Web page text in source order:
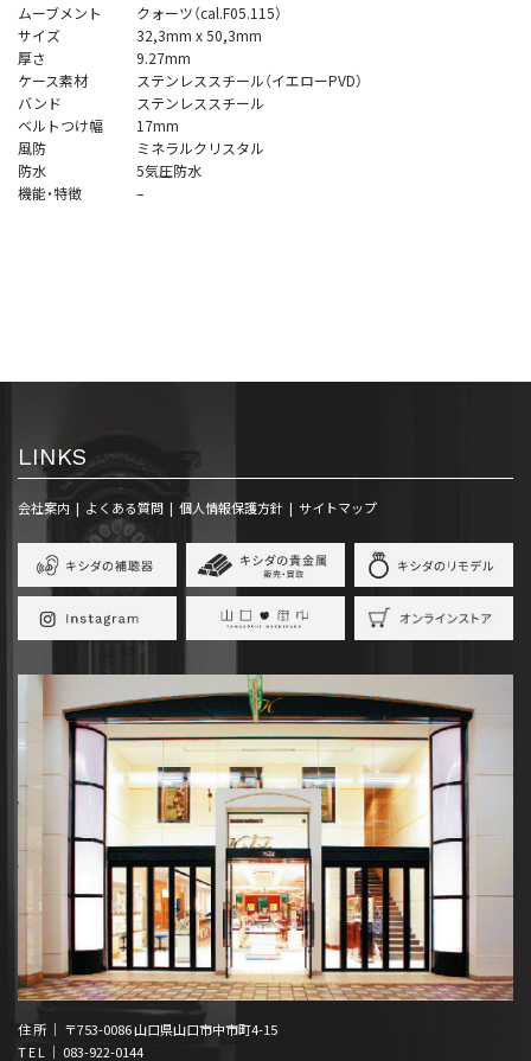
ムーブメント
クォーツ（cal.F05.115）
サイズ
32,3mm x 50,3mm
厚さ
9.27mm
ケース素材
ステンレススチール（イエローPVD）
バンド
ステンレススチール
ベルトつけ幅
17mm
風防
ミネラルクリスタル
防水
5気圧防水
機能・特徴
–
LINKS
会社案内 よくある質問 個人情報保護方針 サイトマップ
住 所 ｜ 〒753-0086 山口県山口市中市町4-15
T E L ｜ 083-922-0144